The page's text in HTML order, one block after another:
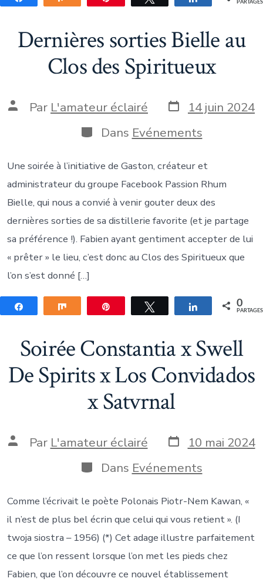
PARTAGES
Dernières sorties Bielle au
Clos des Spiritueux
Auteur
Par L'amateur éclairé Date
de
publication
14 juin 2024
Catégories
Dans Evénements
Une soirée à l’initiative de Gaston, créateur et
administrateur du groupe Facebook Passion Rhum
Bielle, qui nous a convié à venir gouter deux des
dernières sorties de sa distillerie favorite (et je partage
sa préférence !). Fabien ayant gentiment accepter de lui
« prêter » le lieu, c’est donc au Clos des Spiritueux que
l’on s’est donné […]
Partagez Partagez Tweetez Partagez 0
PARTAGES
Soirée Constantia x Swell
De Spirits x Los Convidados
x Satvrnal
Auteur
Par L'amateur éclairé Date
de
publication
10 mai 2024
Catégories
Dans Evénements
Comme l’écrivait le poète Polonais Piotr-Nem Kawan, «
il n’est de plus bel écrin que celui qui vous retient ». (I
twoja siostra – 1956) (*) Cet adage illustre parfaitement
ce que l’on ressent lorsque l’on met les pieds chez
Fabien, que l’on découvre ce nouvel établissement